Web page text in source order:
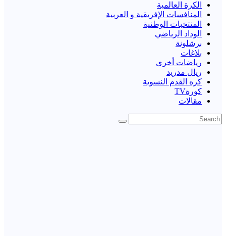
الكرة العالمية
المنافسات الإفريقية و العربية
المنتخبات الوطنية
الوداد الرياضي
برشلونة
بلاغات
رياضات أخرى
ريال مدريد
كره القدم النسوية
كورةTV
مقالات